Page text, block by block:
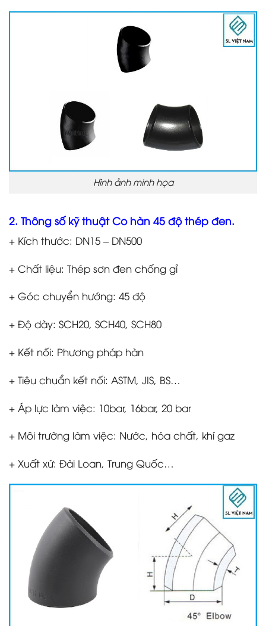
Hình ảnh minh họa
2. Thông số kỹ thuật Co hàn 45 độ thép đen.
+ Kích thước: DN15 – DN500
+ Chất liệu: Thép sơn đen chống gỉ
+ Góc chuyển hướng: 45 độ
+ Độ dày: SCH20, SCH40, SCH80
+ Kết nối: Phương pháp hàn
+ Tiêu chuẩn kết nối: ASTM, JIS, BS…
+ Áp lực làm việc: 10bar, 16bar, 20 bar
+ Môi trường làm việc: Nước, hóa chất, khí gaz
+ Xuất xứ: Đài Loan, Trung Quốc…